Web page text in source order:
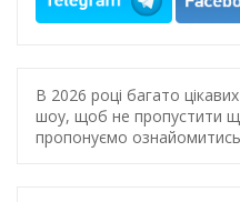
В 2026 році багато
шоу, щоб не пропустити
пропонуємо